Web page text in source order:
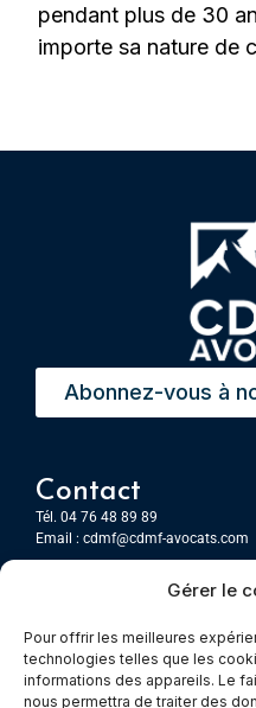
Gérer le
Pour offrir les meilleures
technologies telles que les
informations des appareils. Le
nous permettra de traiter des
pendant plus de 30
importe sa nature de
Abonnez-vous à
Contact
Tél. 04 76 48 89 89
Email : cdmf@cdmf-avocats.com
7 Place Firmin Gautier
CS 80476
38016 GRENOBLE, Cedex 1